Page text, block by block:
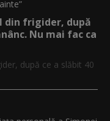
din frigider, după
Nu mai fac ca
după ce a slăbit 40